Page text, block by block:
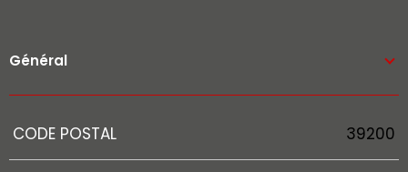
Général
Caractérisque
CODE POSTAL 39200